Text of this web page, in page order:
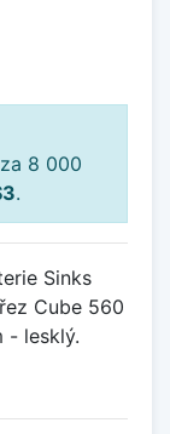
8 000
.
Sinks
Cube 560
- lesklý.